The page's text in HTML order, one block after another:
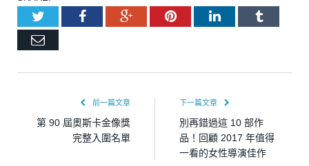
TwitterFacebookGoogle+PinterestLinkedInTumblr
Email
前一篇文章
第 90 屆奧斯卡金像獎
完整入圍名單
下一篇文章
別再錯過這 10 部作
品！回顧 2017 年值得
一看的女性導演佳作